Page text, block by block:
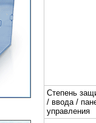
Степень
/ ввода /
управления